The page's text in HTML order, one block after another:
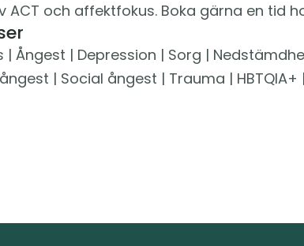
ACT och affektfokus. Boka gärna en tid
| Ångest | Depression | Sorg |
| Social ångest | Trauma |